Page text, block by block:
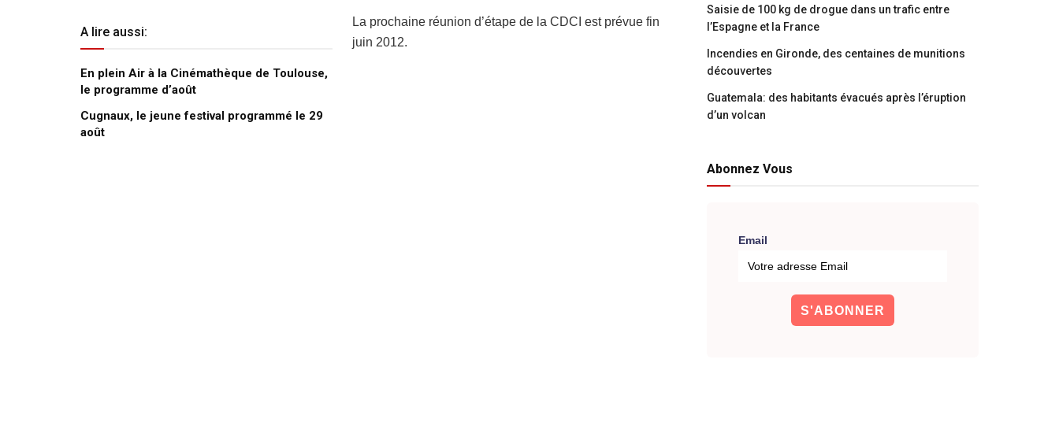
A lire aussi:
En plein Air à la Cinémathèque de Toulouse,
le programme d’août
Cugnaux, le jeune festival programmé le 29
août
La prochaine réunion d’étape de la CDCI est prévue fin
juin 2012.
Saisie de 100 kg de drogue dans un trafic entre
l’Espagne et la France
Incendies en Gironde, des centaines de munitions
découvertes
Guatemala: des habitants évacués après l’éruption
d’un volcan
Abonnez Vous
Email